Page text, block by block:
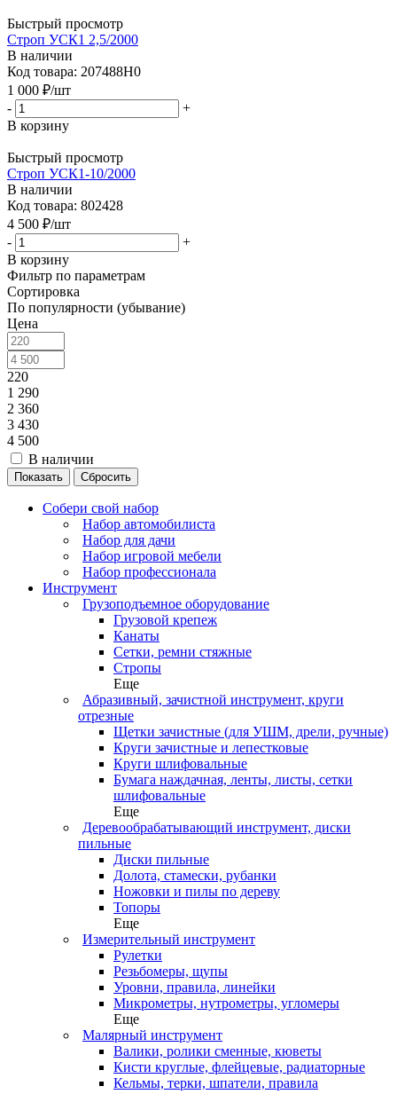
Быстрый просмотр
Строп УСК1 2,5/2000
В наличии
Код товара: 207488Н0
1 000 ₽/шт
-
+
В корзину
Быстрый просмотр
Строп УСК1-10/2000
В наличии
Код товара: 802428
4 500 ₽/шт
-
+
В корзину
Фильтр по параметрам
Сортировка
По популярности (убывание)
Цена
220
1 290
2 360
3 430
4 500
В наличии
Сбросить
Собери свой набор
Набор автомобилиста
Набор для дачи
Набор игровой мебели
Набор профессионала
Инструмент
Грузоподъемное оборудование
Грузовой крепеж
Канаты
Сетки, ремни стяжные
Стропы
Еще
Абразивный, зачистной инструмент, круги
отрезные
Щетки зачистные (для УШМ, дрели, ручные)
Круги зачистные и лепестковые
Круги шлифовальные
Бумага наждачная, ленты, листы, сетки
шлифовальные
Еще
Деревообрабатывающий инструмент, диски
пильные
Диски пильные
Долота, стамески, рубанки
Ножовки и пилы по дереву
Топоры
Еще
Измерительный инструмент
Рулетки
Резьбомеры, щупы
Уровни, правила, линейки
Микрометры, нутрометры, угломеры
Еще
Малярный инструмент
Валики, ролики сменные, кюветы
Кисти круглые, флейцевые, радиаторные
Кельмы, терки, шпатели, правила